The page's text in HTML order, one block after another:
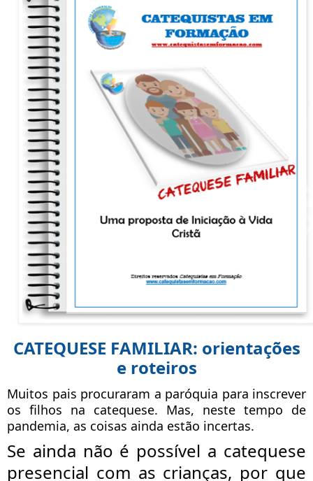
CATEQUESE FAMILIAR: orientações
e roteiros
Muitos pais procuraram a paróquia para inscrever
os filhos na catequese. Mas, neste tempo de
pandemia, as coisas ainda estão incertas.
Se ainda não é possível a catequese
presencial com as crianças, por que